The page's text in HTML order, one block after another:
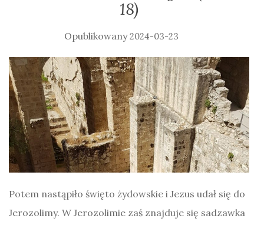
18)
2024-03-23
Potem nastąpiło święto żydowskie i Jezus udał się do
Jerozolimy. W Jerozolimie zaś znajduje się sadzawka